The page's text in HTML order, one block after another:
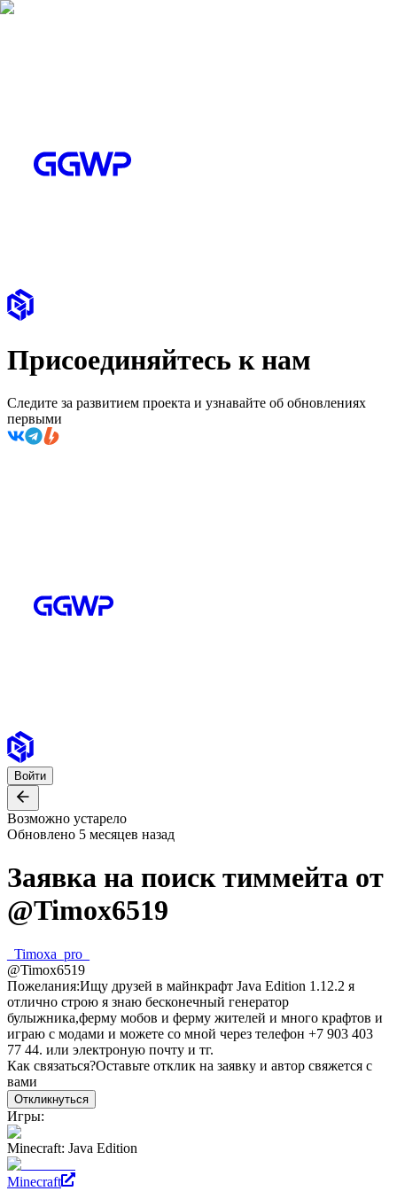
Присоединяйтесь к нам
Следите за развитием проекта и узнавайте об обновлениях
первыми
Войти
Возможно устарело
Обновлено 5 месяцев назад
Заявка на поиск тиммейта от
@Timox6519
_Timoxa_pro_
@Timox6519
Пожелания:Ищу друзей в майнкрафт Java Edition 1.12.2 я
отлично строю я знаю бесконечный генератор
булыжника,ферму мобов и ферму жителей и много крафтов и
играю с модами и можете со мной через телефон +7 903 403
77 44. или электроную почту и тг.
Как связаться?Оставьте отклик на заявку и автор свяжется с
вами
Откликнуться
Игры:
Minecraft: Java Edition
Minecraft